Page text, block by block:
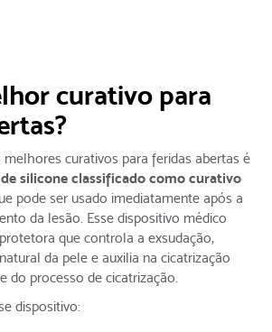
curativo para
curativos para feridas abertas é
silicone classificado como curativo
pode ser usado imediatamente após a
da lesão. Esse dispositivo médico
que controla a exsudação,
da pele e auxilia na cicatrização
do processo de cicatrização.
dispositivo: